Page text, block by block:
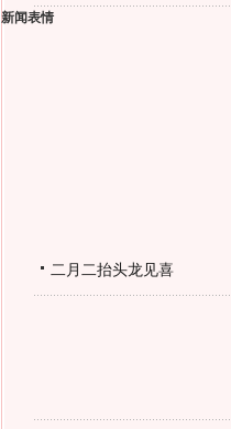
新闻表情
二月二抬头龙见喜